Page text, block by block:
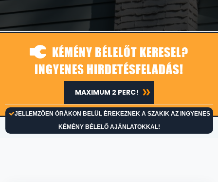
KÉMÉNY BÉLELŐT KERESEL?
INGYENES HIRDETÉSFELADÁS!
JELLEMZŐEN ÓRÁKON BELÜL ÉREKEZNEK A SZAKIK AZ INGYENES
KÉMÉNY BÉLELŐ AJÁNLATOKKAL!
MAXIMUM 2 PERC!